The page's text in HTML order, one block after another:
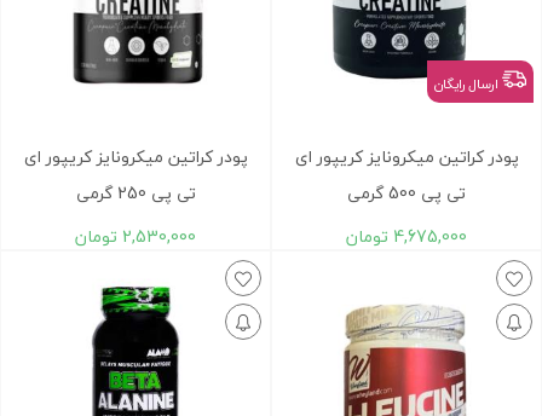
ارسال رایگان
پودر کراتين ميکرونايز کريپور ای
تی پی 500 گرمی
4,675,000 تومان
پودر کراتين ميکرونايز کريپور ای
تی پی 250 گرمی
2,530,000 تومان